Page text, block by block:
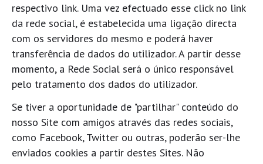
respectivo link. Uma vez efectuado esse click no link
da rede social, é estabelecida uma ligação directa
com os servidores do mesmo e poderá haver
transferência de dados do utilizador. A partir desse
momento, a Rede Social será o único responsável
pelo tratamento dos dados do utilizador.
Se tiver a oportunidade de "partilhar" conteúdo do
nosso Site com amigos através das redes sociais,
como Facebook, Twitter ou outras, poderão ser-lhe
enviados cookies a partir destes Sites. Não